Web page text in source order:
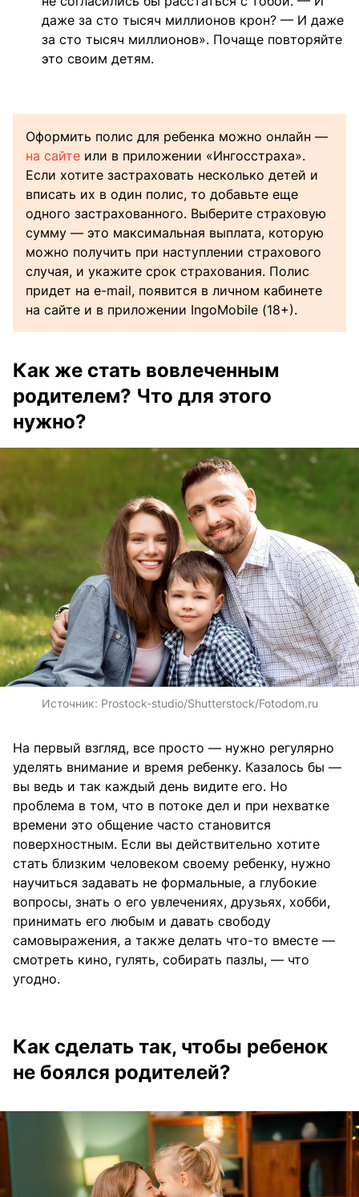
даже за сто тысяч миллионов крон? — И даже
за сто тысяч миллионов». Почаще повторяйте
это своим детям.
Оформить полис для ребенка можно онлайн —
на сайте или в приложении «Ингосстраха».
Если хотите застраховать несколько детей и
вписать их в один полис, то добавьте еще
одного застрахованного. Выберите страховую
сумму — это максимальная выплата, которую
можно получить при наступлении страхового
случая, и укажите срок страхования. Полис
придет на e-mail, появится в личном кабинете
на сайте и в приложении IngoMobile (18+).
Как же стать вовлеченным
родителем? Что для этого
нужно?
Источник: Prostock-studio/Shutterstock/Fotodom.ru
На первый взгляд, все просто — нужно регулярно
уделять внимание и время ребенку. Казалось бы —
вы ведь и так каждый день видите его. Но
проблема в том, что в потоке дел и при нехватке
времени это общение часто становится
поверхностным. Если вы действительно хотите
стать близким человеком своему ребенку, нужно
научиться задавать не формальные, а глубокие
вопросы, знать о его увлечениях, друзьях, хобби,
принимать его любым и давать свободу
самовыражения, а также делать что-то вместе —
смотреть кино, гулять, собирать пазлы, — что
угодно.
Как сделать так, чтобы ребенок
не боялся родителей?